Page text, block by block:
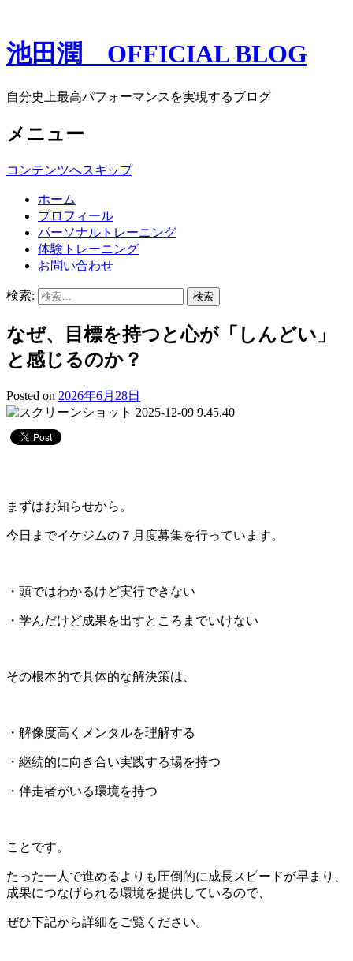
池田潤 OFFICIAL BLOG
自分史上最高パフォーマンスを実現するブログ
メニュー
コンテンツへスキップ
ホーム
プロフィール
パーソナルトレーニング
体験トレーニング
お問い合わせ
検索:
なぜ、目標を持つと心が「しんどい」
と感じるのか？
Posted on 2026年6月28日
まずはお知らせから。
今日までイケジムの７月度募集を行っています。
・頭ではわかるけど実行できない
・学んだけど成果を出すところまでいけない
その根本的で具体的な解決策は、
・解像度高くメンタルを理解する
・継続的に向き合い実践する場を持つ
・伴走者がいる環境を持つ
ことです。
たった一人で進めるよりも圧倒的に成長スピードが早まり、
成果につなげられる環境を提供しているので、
ぜひ下記から詳細をご覧ください。